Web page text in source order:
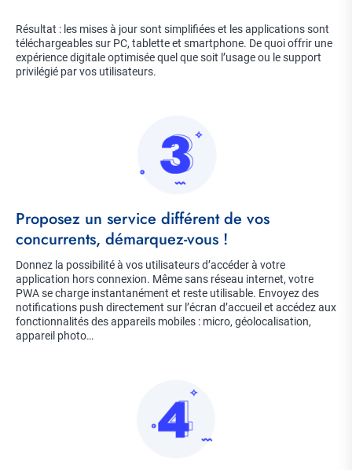
Résultat : les mises à jour sont simplifiées et les applications sont
téléchargeables sur PC, tablette et smartphone. De quoi offrir une
expérience digitale optimisée quel que soit l’usage ou le support
privilégié par vos utilisateurs.
Title
Proposez un service différent de vos
concurrents, démarquez-vous !
Description
Donnez la possibilité à vos utilisateurs d’accéder à votre
application hors connexion. Même sans réseau internet, votre
PWA se charge instantanément et reste utilisable. Envoyez des
notifications push directement sur l’écran d’accueil et accédez aux
fonctionnalités des appareils mobiles : micro, géolocalisation,
appareil photo…